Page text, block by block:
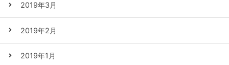
2019年3月
2019年2月
2019年1月